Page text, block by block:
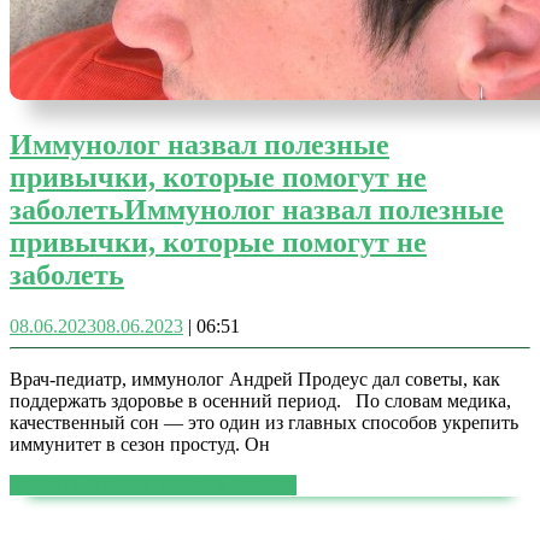
Иммунолог назвал полезные
привычки, которые помогут не
заболетьИммунолог назвал полезные
привычки, которые помогут не
заболеть
08.06.202308.06.2023 | 06:51
Врач-педиатр, иммунолог Андрей Продеус дал советы, как
поддержать здоровье в осенний период. По словам медика,
качественный сон — это один из главных способов укрепить
иммунитет в сезон простуд. Он